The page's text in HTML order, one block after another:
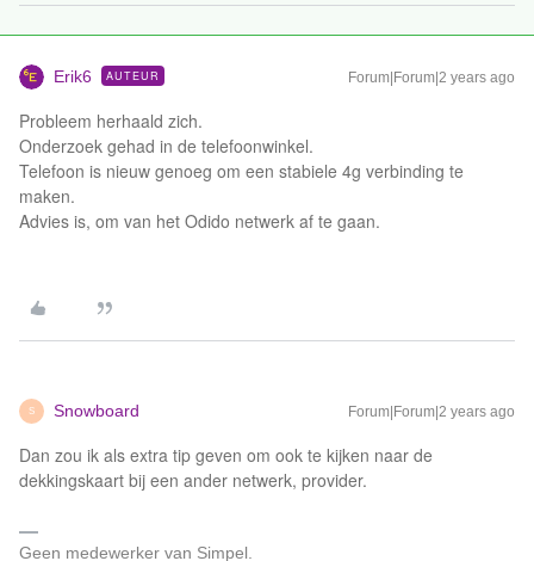
Erik6 AUTEUR Forum|Forum|2 years ago
Probleem herhaald zich.
Onderzoek gehad in de telefoonwinkel.
Telefoon is nieuw genoeg om een stabiele 4g verbinding te
maken.
Advies is, om van het Odido netwerk af te gaan.
S Snowboard Forum|Forum|2 years ago
Dan zou ik als extra tip geven om ook te kijken naar de
dekkingskaart bij een ander netwerk, provider.
Geen medewerker van Simpel.